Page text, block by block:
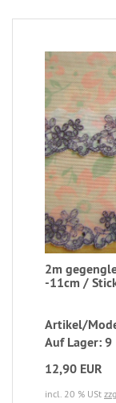
2m
-11cm /
Artikel/
Auf Lager: 9
12,90 EUR
incl. 20 % USt